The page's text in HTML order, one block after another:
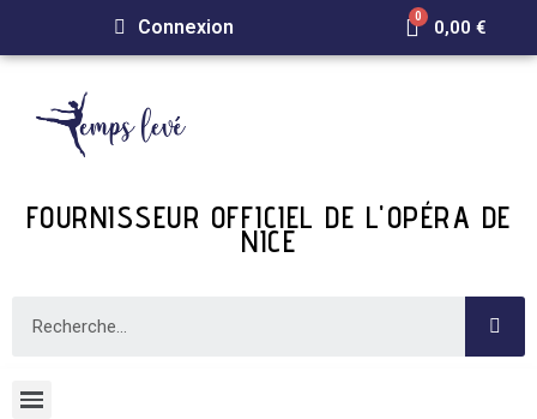
Connexion 0,00 €
FOURNISSEUR OFFICIEL DE L'OPÉRA DE
NICE